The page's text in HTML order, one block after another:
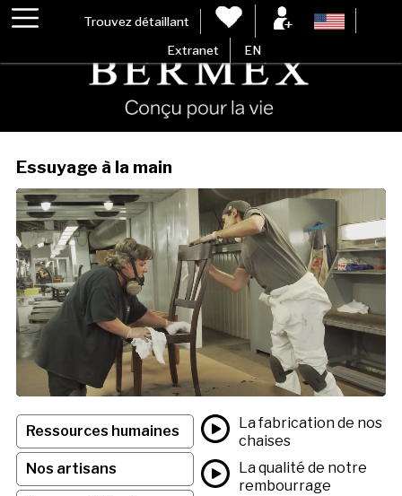
Trouvez détaillant
Extranet EN
Essuyage à la main
Ressources humaines
Nos artisans
La fabrication de nos
chaises
La qualité de notre
rembourrage